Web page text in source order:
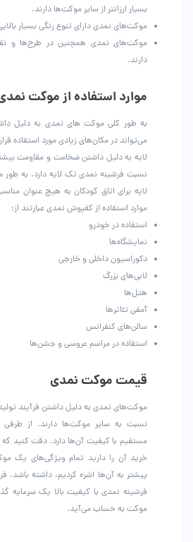
بسیار ارزانتر از سایر موکت‌ها دارند.
موکت‌های نمدی دارای تنوع رنگی بسیار
موکت‌های نمدی همچنین در طرح‌ها و
دارند.
موارد استفاده از موکت
به طور کلی موکت های نمدی به دلیل
می‌تواند در مکان‌های زیادی مورد استفاده
لایه به دلیل داشتن ضخامت و مقاومت
نسبت فرشینه نمدی تک لایه دارد. به
لایه برای اتاق کودکان به هیچ عنوان
موارد استفاده از کفپوش نمدی عبارتند از:
استفاده در خودرو
نمایشگاه‌ها
دکوراسیون داخلی و خارجی
لابی‌های بزرگ
هتل‌ها
آمفی تئاترها
سالن‌های کنفرانس
استفاده در مراسم عروسی و جشن‌ها
قیمت موکت نمدی
موکت‌های نمدی به دلیل داشتن فرآیند
نسبت به سایر موکت‌ها دارند. از
مستقیم با کیفیت آن‌ها دارد. دقت کنید
خرید آن را دارید تمام ویژگی‌های یک
پیشتر به آن‌ها اشره کردیم، داشته باشد.
فرشینه نمدی با کیفیت بالا یک سرمایه
موکت به حساب می‌آید.